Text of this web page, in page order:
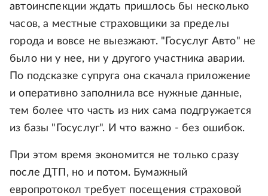
автоинспекции ждать пришлось бы несколько
часов, а местные страховщики за пределы
города и вовсе не выезжают. "Госуслуг Авто" не
было ни у нее, ни у другого участника аварии.
По подсказке супруга она скачала приложение
и оперативно заполнила все нужные данные,
тем более что часть из них сама подгружается
из базы "Госуслуг". И что важно - без ошибок.
При этом время экономится не только сразу
после ДТП, но и потом. Бумажный
европротокол требует посещения страховой